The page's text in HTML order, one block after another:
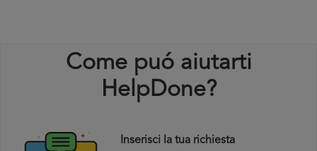
Come puó aiutarti
HelpDone?
Inserisci la tua richiesta